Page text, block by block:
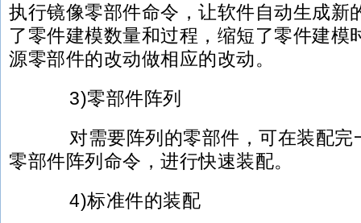
执行镜像零部件命令，让软件自动生成新
了零件建模数量和过程，缩短了零件建模
源零部件的改动做相应的改动。
3)零部件阵列
对需要阵列的零部件，可在装配完
零部件阵列命令，进行快速装配。
4)标准件的装配